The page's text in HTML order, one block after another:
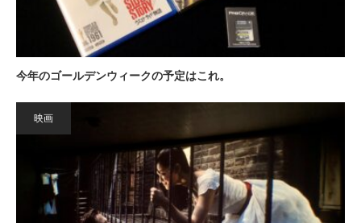
今年のゴールデンウィークの予定はこれ。
映画